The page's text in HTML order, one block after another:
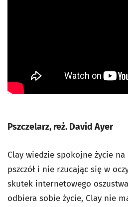
Pszczelarz, reż. David Ayer
Clay wiedzie spokojne życie
pszczół i nie rzucając się w
skutek internetowego
odbiera sobie życie, Clay nie